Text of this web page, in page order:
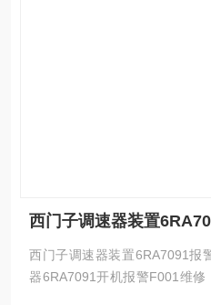
西门子调速器装置
西门子调速器装置6RA7091报
器6RA7091开机报警F001维修